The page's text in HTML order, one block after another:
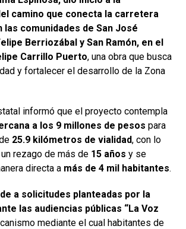
camino que conecta la carretera
las comunidades de San José
Berriozábal y San Ramón, en el
Carrillo Puerto, una obra que busca
y fortalecer el desarrollo de la Zona
informó que el proyecto contempla
a los 9 millones de pesos para
25.9 kilómetros de vialidad, con lo
rezago de más de 15 años y se
directa a más de 4 mil habitantes.
a solicitudes planteadas por la
las audiencias públicas “La Voz
mediante el cual habitantes de